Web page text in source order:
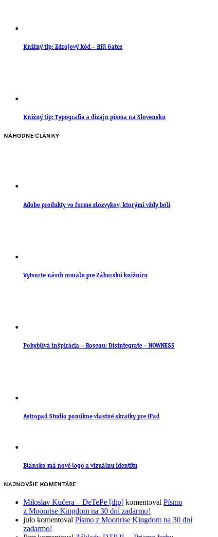
Knižný tip: Zdrojový kód – Bill Gates
Knižný tip: Typografia a dizajn písma na Slovensku
NÁHODNÉ ČLÁNKY
Adobe produkty vo forme zlozvykov, ktorými vždy boli
Vytvorte návrh muralu pre Záhorskú knižnicu
Pohyblivá inšpirácia – Roseau: Disintegrate – NOWNESS
Astropad Studio ponúkne vlastné skratky pre iPad
Blansko má nové logo a vizuálnu identitu
NAJNOVŠIE KOMENTÁRE
Miloslav Kučera – DeTePe [dtp] komentoval Písmo
z Moonrise Kingdom na 30 dní zadarmo!
julo komentoval Písmo z Moonrise Kingdom na 30 dní
zadarmo!